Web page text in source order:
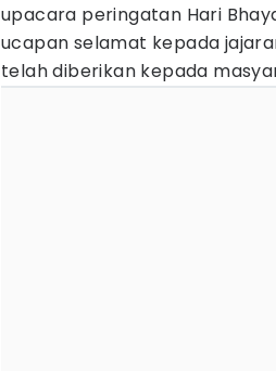
upacara peringatan Hari
ucapan selamat kepada
telah diberikan kepada